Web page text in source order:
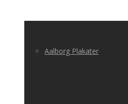
Aalborg Plakater